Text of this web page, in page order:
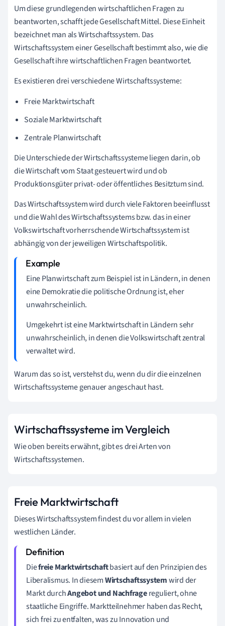
Um diese grundlegenden wirtschaftlichen Fragen zu
beantworten, schafft jede Gesellschaft Mittel. Diese Einheit
bezeichnet man als Wirtschaftssystem. Das
Wirtschaftssystem einer Gesellschaft bestimmt also, wie die
Gesellschaft ihre wirtschaftlichen Fragen beantwortet.
Es existieren drei verschiedene Wirtschaftssysteme:
Freie Marktwirtschaft
Soziale Marktwirtschaft
Zentrale Planwirtschaft
Die Unterschiede der Wirtschaftssysteme liegen darin, ob
die Wirtschaft vom Staat gesteuert wird und ob
Produktionsgüter privat- oder öffentliches Besitztum sind.
Das Wirtschaftssystem wird durch viele Faktoren beeinflusst
und die Wahl des Wirtschaftssystems bzw. das in einer
Volkswirtschaft vorherrschende Wirtschaftssystem ist
abhängig von der jeweiligen Wirtschaftspolitik.
Eine Planwirtschaft zum Beispiel ist in Ländern, in denen
eine Demokratie die politische Ordnung ist, eher
unwahrscheinlich.
Umgekehrt ist eine Marktwirtschaft in Ländern sehr
unwahrscheinlich, in denen die Volkswirtschaft zentral
verwaltet wird.
Warum das so ist, verstehst du, wenn du dir die einzelnen
Wirtschaftssysteme genauer angeschaut hast.
Wirtschaftssysteme im Vergleich
Wie oben bereits erwähnt, gibt es drei Arten von
Wirtschaftssystemen.
Freie Marktwirtschaft
Dieses Wirtschaftssystem findest du vor allem in vielen
westlichen Länder.
Diefreie Marktwirtschaftbasiert auf den Prinzipien des
Liberalismus. In diesemWirtschaftssystemwird der
Markt durchAngebot und Nachfragereguliert, ohne
staatliche Eingriffe. Marktteilnehmer haben das Recht,
sich frei zu entfalten, was zu Innovation und